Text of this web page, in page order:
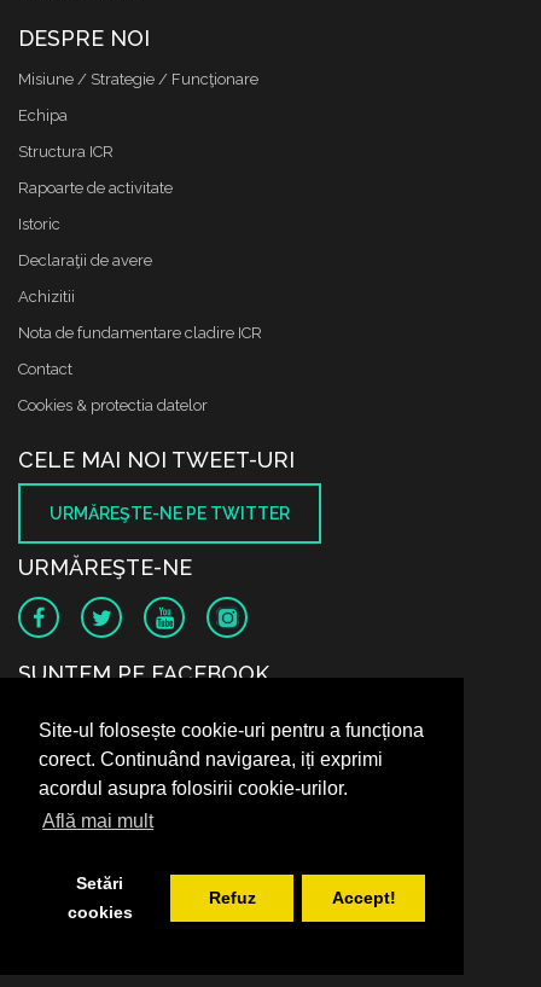
Site-ul folosește cookie-uri pentru a funcționa
corect. Continuând navigarea, iți exprimi
acordul asupra folosirii cookie-urilor.
Află mai mult
Setări
cookies
Refuz Accept!
DESPRE NOI
Misiune / Strategie / Funcţionare
Echipa
Structura ICR
Rapoarte de activitate
Istoric
Declaraţii de avere
Achizitii
Nota de fundamentare cladire ICR
Contact
Cookies & protectia datelor
CELE MAI NOI TWEET-URI
URMĂREŞTE-NE PE TWITTER
URMĂREŞTE-NE
SUNTEM PE FACEBOOK